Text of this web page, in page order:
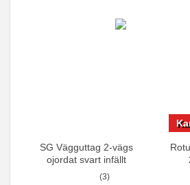
SG Vägguttag 2-vägs
ojordat svart infällt
16A/250V
(3)